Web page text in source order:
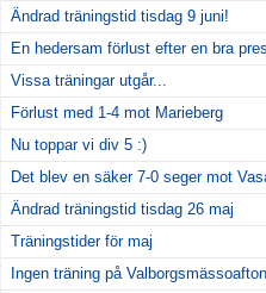
Ändrad träningstid tisdag 9 juni!
En hedersam förlust efter en bra
Vissa träningar utgår...
Förlust med 1-4 mot Marieberg
Nu toppar vi div 5 :)
Det blev en säker 7-0 seger mot
Ändrad träningstid tisdag 26 maj
Träningstider för maj
Ingen träning på